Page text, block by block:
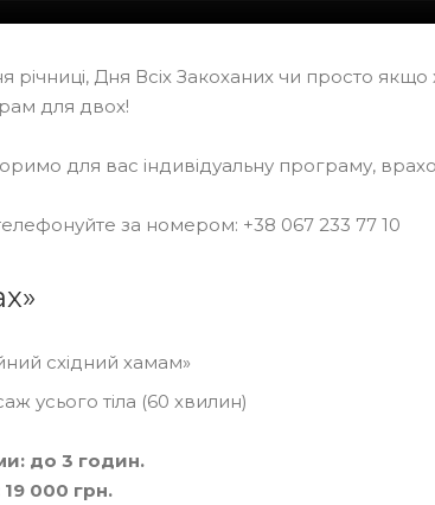
річниці, Дня Всіх Закоханих чи просто
для двох!
для вас індивідуальну програму,
за номером: +38 067 233 77 10
східний хамам»
усього тіла (60 хвилин)
до 3 годин.
000 грн.